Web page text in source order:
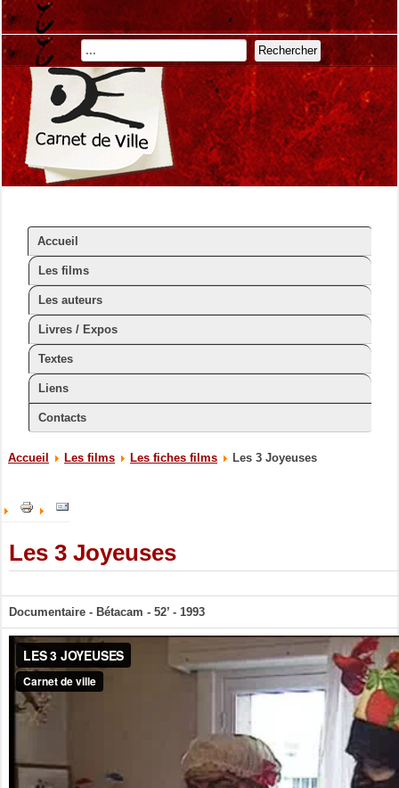
Rechercher
Accueil
Les films
Les auteurs
Livres / Expos
Textes
Liens
Contacts
Accueil Les films Les fiches films Les 3 Joyeuses
Les 3 Joyeuses
Documentaire - Bétacam - 52’ - 1993